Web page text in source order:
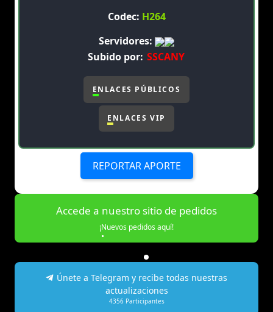
Codec: H264
Servidores:
Subido por: SSCANY
ENLACES PÚBLICOS
ENLACES VIP
REPORTAR APORTE
Accede a nuestro sitio de pedidos
¡Nuevos pedidos aquí!
Únete a Telegram y recibe todas nuestras
actualizaciones
4356 Participantes